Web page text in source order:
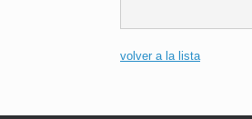
volver a la lista